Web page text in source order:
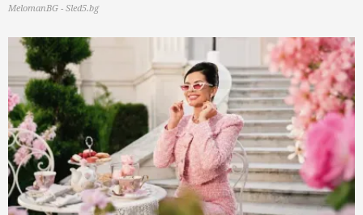
MelomanBG - Sled5.bg